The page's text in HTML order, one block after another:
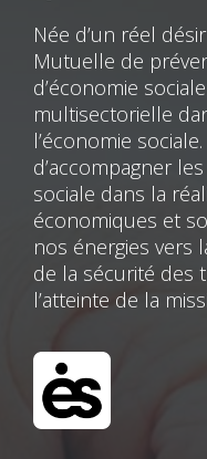
Née d’un réel
Mutuelle de
d’économie
multisectorielle
l’économie
d’accompagner
sociale dans la
économiques et
nos énergies vers
de la sécurité des
l’atteinte de la